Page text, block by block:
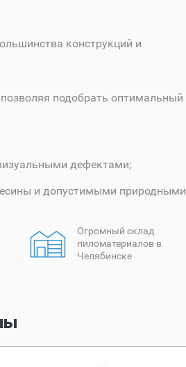
конструкций и
подобрать оптимальный
дефектами;
и допустимыми природными
Огромный склад
пиломатериалов в
Челябинске